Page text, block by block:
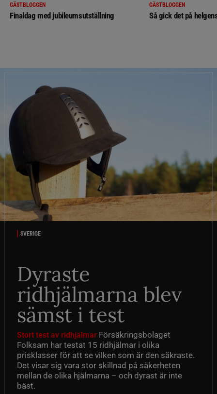
GÄSTBLOGGEN
Finaldag med jubileumsutställning
GÄSTBLOGGEN
Så gick det på
SVERIGE
Dyraste
ridhjälmarna blev
sämst i test
Stort test av ridhjälmar Försäkringsbolaget
Folksam har testat 15 ridhjälmar i olika
prisklasser för att se vilken som är den säkraste.
Det visar sig vara stor skillnad på säkerheten
mellan de olika hjälmarna – och dyrast är inte
bäst.